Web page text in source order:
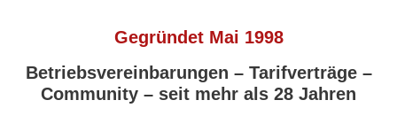
Gegründet Mai 1998
Betriebsvereinbarungen – Tarifverträge –
Community – seit mehr als 28 Jahren